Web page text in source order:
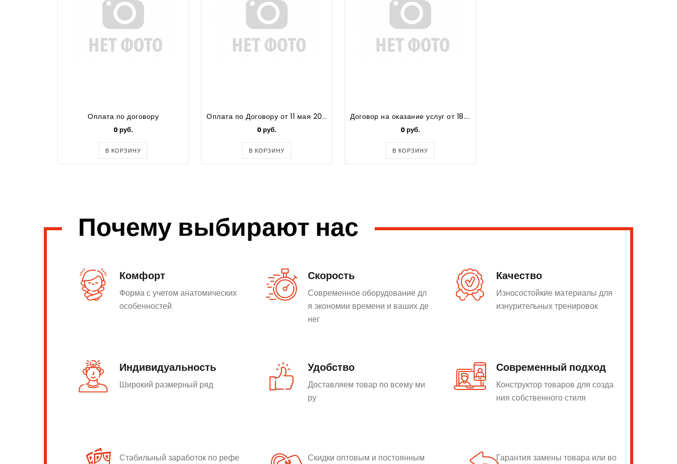
Оплата по договору
0 руб.
В КОРЗИНУ
Оплата по Договору от 11 мая 2020 года. Работы по облицовке фасада сайдингом здания
0 руб.
В КОРЗИНУ
Договор на оказание услуг от 18.07.2018г
0 руб.
В КОРЗИНУ
Почему выбирают нас
Комфорт
Форма с учетом анатомических
особенностей
Скорость
Современное оборудование дл
я экономии времени и ваших де
нег
Качество
Износостойкие материалы для
изнурительных тренировок
Индивидуальность
Широкий размерный ряд
Удобство
Доставляем товар по всему ми
ру
Современный подход
Конструктор товаров для созда
ния собственного стиля
Стабильный заработок по рефе
Скидки оптовым и постоянным
Гарантия замены товара или во